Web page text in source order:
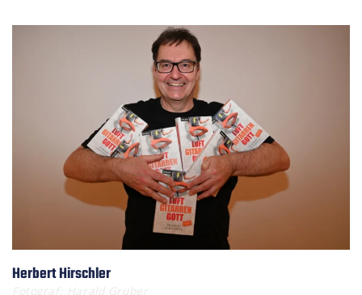
Herbert Hirschler
Fotograf: Harald Gruber